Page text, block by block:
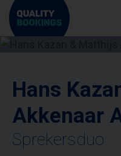
Hans
Akkenaar
Sprekersduo